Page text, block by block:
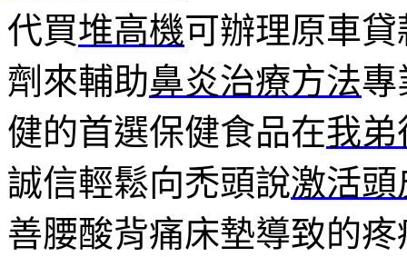
代買堆高機可辦理原車
劑來輔助鼻炎治療方法專
健的首選保健食品在我弟
誠信輕鬆向禿頭說激活
善腰酸背痛床墊導致的疼